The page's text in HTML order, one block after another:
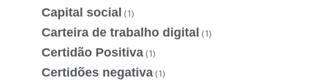
Capital social (1)
Carteira de trabalho digital (1)
Certidão Positiva (1)
Certidões negativa (1)